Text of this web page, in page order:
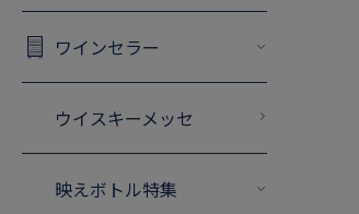
ワインセラー
ウイスキーメッセ
映えボトル特集